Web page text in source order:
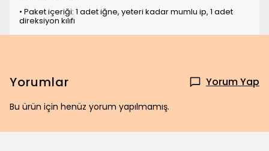
• Paket içeriği: 1 adet iğne, yeteri kadar mumlu ip, 1 adet
direksiyon kılıfı
Yorumlar Yorum Yap
Bu ürün için henüz yorum yapılmamış.